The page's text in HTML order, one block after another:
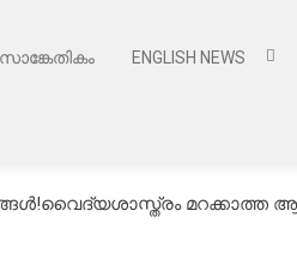
സാങ്കേതികം ENGLISH NEWS